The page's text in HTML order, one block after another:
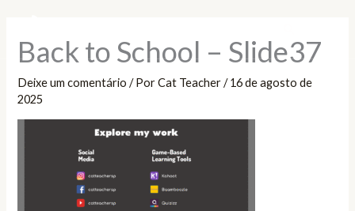
Back to School – Slide37
Deixe um comentário / PorCat Teacher/16 de agosto de
2025